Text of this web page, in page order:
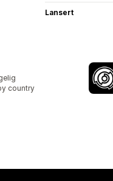
Lansert
country